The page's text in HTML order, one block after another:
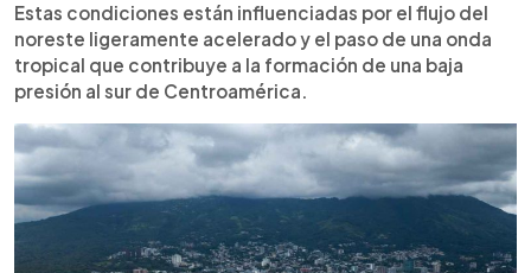
Estas condiciones están influenciadas por el flujo del
noreste ligeramente acelerado y el paso de una onda
tropical que contribuye a la formación de una baja
presión al sur de Centroamérica.